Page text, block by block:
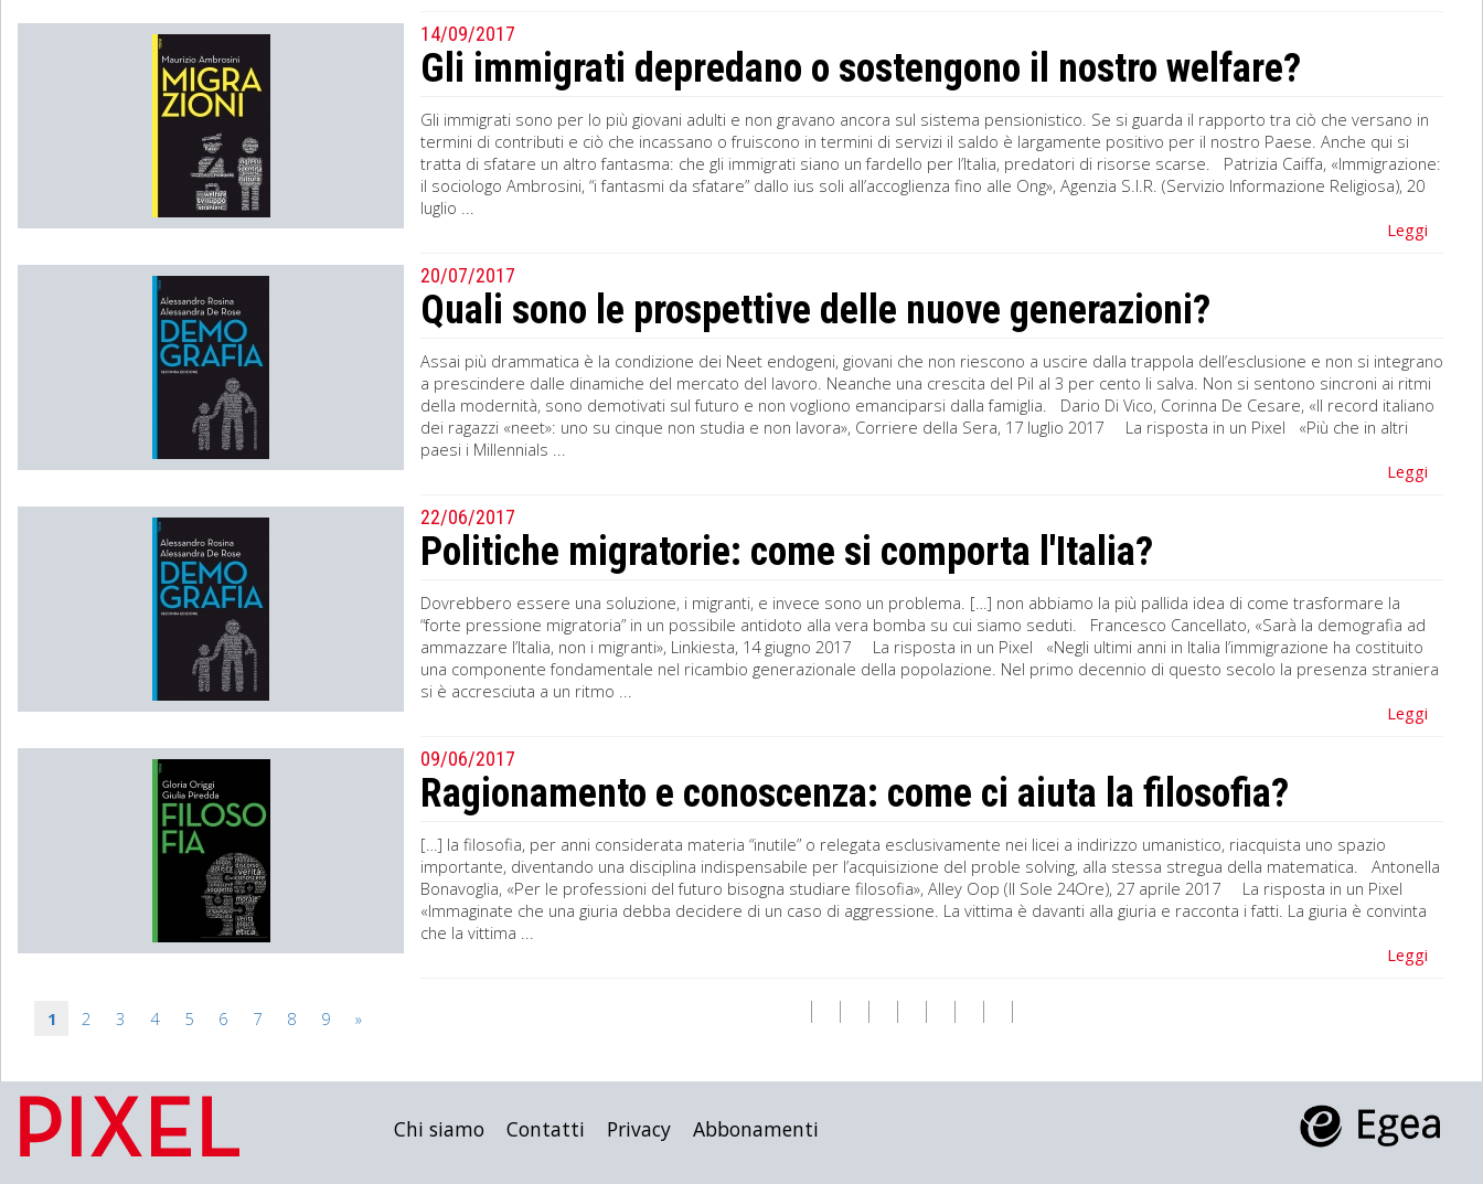
14/09/2017
Gli immigrati depredano o sostengono il nostro welfare?
Gli immigrati sono per lo più giovani adulti e non gravano ancora sul sistema pensionistico. Se si guarda il rapporto tra ciò che versano in
termini di contributi e ciò che incassano o fruiscono in termini di servizi il saldo è largamente positivo per il nostro Paese. Anche qui si
tratta di sfatare un altro fantasma: che gli immigrati siano un fardello per l’Italia, predatori di risorse scarse. Patrizia Caiffa, «Immigrazione:
il sociologo Ambrosini, “i fantasmi da sfatare” dallo ius soli all’accoglienza fino alle Ong», Agenzia S.I.R. (Servizio Informazione Religiosa), 20
luglio ...
Leggi
20/07/2017
Quali sono le prospettive delle nuove generazioni?
Assai più drammatica è la condizione dei Neet endogeni, giovani che non riescono a uscire dalla trappola dell’esclusione e non si integrano
a prescindere dalle dinamiche del mercato del lavoro. Neanche una crescita del Pil al 3 per cento li salva. Non si sentono sincroni ai ritmi
della modernità, sono demotivati sul futuro e non vogliono emanciparsi dalla famiglia. Dario Di Vico, Corinna De Cesare, «Il record italiano
dei ragazzi «neet»: uno su cinque non studia e non lavora», Corriere della Sera, 17 luglio 2017 La risposta in un Pixel «Più che in altri
paesi i Millennials ...
Leggi
22/06/2017
Politiche migratorie: come si comporta l'Italia?
Dovrebbero essere una soluzione, i migranti, e invece sono un problema. […] non abbiamo la più pallida idea di come trasformare la
“forte pressione migratoria” in un possibile antidoto alla vera bomba su cui siamo seduti. Francesco Cancellato, «Sarà la demografia ad
ammazzare l’Italia, non i migranti», Linkiesta, 14 giugno 2017 La risposta in un Pixel «Negli ultimi anni in Italia l’immigrazione ha costituito
una componente fondamentale nel ricambio generazionale della popolazione. Nel primo decennio di questo secolo la presenza straniera
si è accresciuta a un ritmo ...
Leggi
09/06/2017
Ragionamento e conoscenza: come ci aiuta la filosofia?
[…] la filosofia, per anni considerata materia “inutile” o relegata esclusivamente nei licei a indirizzo umanistico, riacquista uno spazio
importante, diventando una disciplina indispensabile per l’acquisizione del proble solving, alla stessa stregua della matematica. Antonella
Bonavoglia, «Per le professioni del futuro bisogna studiare filosofia», Alley Oop (Il Sole 24Ore), 27 aprile 2017 La risposta in un Pixel
«Immaginate che una giuria debba decidere di un caso di aggressione. La vittima è davanti alla giuria e racconta i fatti. La giuria è convinta
che la vittima ...
Leggi
1 2 3 4 5 6 7 8 9 »
Chi siamo Contatti Privacy Abbonamenti